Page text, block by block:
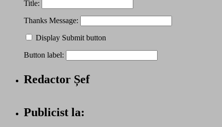
Title:
Thanks Message:
Display Submit button
Button label:
Redactor Șef
Publicist la: